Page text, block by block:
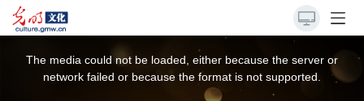
The media could not be loaded, either because the server or
network failed or because the format is not supported.